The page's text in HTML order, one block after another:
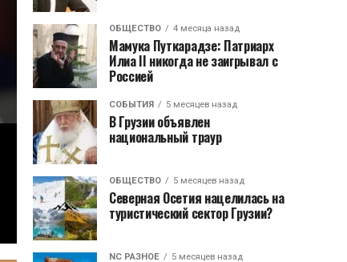
ОБЩЕСТВО 4 месяца назад
Мамука Путкарадзе: Патриарх
Илиа II никогда не заигрывал с
Россией
СОБЫТИЯ 5 месяцев назад
В Грузии объявлен
национальный траур
ОБЩЕСТВО 5 месяцев назад
Северная Осетия нацелилась на
туристический сектор Грузии?
NC РАЗНОЕ 5 месяцев назад